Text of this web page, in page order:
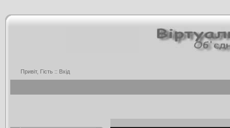
Привіт, Гість :: Вхід